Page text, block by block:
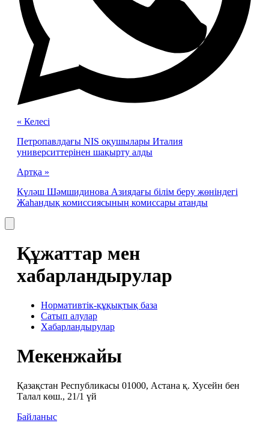
« Келесі
Петропавлдағы NIS оқушылары Италия
университтерінен шақырту алды
Артқа »
Күләш Шәмшидинова Азиядағы білім беру жөніндегі
Жаһандық комиссиясының комиссары атанды
Құжаттар мен
хабарландырулар
Нормативтік-құқықтық база
Сатып алулар
Хабарландырулар
Мекенжайы
Қазақстан Республикасы 01000, Астана қ. Хусейн бен
Талал көш., 21/1 үй
Байланыс